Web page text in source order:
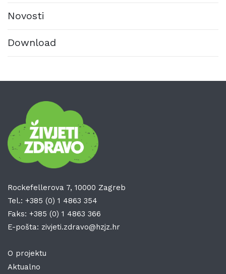
Novosti
Download
Rockefellerova 7, 10000 Zagreb
Tel.: +385 (0) 1 4863 354
Faks: +385 (0) 1 4863 366
E-pošta: zivjeti.zdravo@hzjz.hr
O projektu
Aktualno